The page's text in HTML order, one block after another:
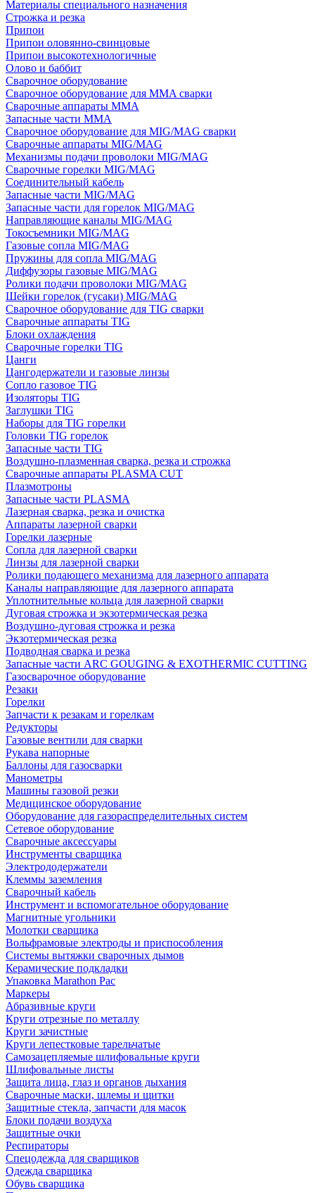
Материалы специального назначения
Строжка и резка
Припои
Припои оловянно-свинцовые
Припои высокотехнологичные
Олово и баббит
Сварочное оборудование
Сварочное оборудование для MMA сварки
Сварочные аппараты MMA
Запасные части MMA
Сварочное оборудование для MIG/MAG сварки
Сварочные аппараты MIG/MAG
Механизмы подачи проволоки MIG/MAG
Сварочные горелки MIG/MAG
Соединительный кабель
Запасные части MIG/MAG
Запасные части для горелок MIG/MAG
Направляющие каналы MIG/MAG
Токосъемники MIG/MAG
Газовые сопла MIG/MAG
Пружины для сопла MIG/MAG
Диффузоры газовые MIG/MAG
Ролики подачи проволоки MIG/MAG
Шейки горелок (гусаки) MIG/MAG
Сварочное оборудование для TIG сварки
Сварочные аппараты TIG
Блоки охлаждения
Сварочные горелки TIG
Цанги
Цангодержатели и газовые линзы
Сопло газовое TIG
Изоляторы TIG
Заглушки TIG
Наборы для TIG горелки
Головки TIG горелок
Запасные части TIG
Воздушно-плазменная сварка, резка и строжка
Сварочные аппараты PLASMA CUT
Плазмотроны
Запасные части PLASMA
Лазерная сварка, резка и очистка
Аппараты лазерной сварки
Горелки лазерные
Сопла для лазерной сварки
Линзы для лазерной сварки
Ролики подающего механизма для лазерного аппарата
Каналы направляющие для лазерного аппарата
Уплотнительные кольца для лазерной сварки
Дуговая строжка и экзотермическая резка
Воздушно-дуговая строжка и резка
Экзотермическая резка
Подводная сварка и резка
Запасные части ARC GOUGING & EXOTHERMIC CUTTING
Газосварочное оборудование
Резаки
Горелки
Запчасти к резакам и горелкам
Редукторы
Газовые вентили для сварки
Рукава напорные
Баллоны для газосварки
Манометры
Машины газовой резки
Медицинское оборудование
Оборудование для газораспределительных систем
Сетевое оборудование
Сварочные аксессуары
Инструменты сварщика
Электрододержатели
Клеммы заземления
Сварочный кабель
Инструмент и вспомогательное оборудование
Магнитные угольники
Молотки сварщика
Вольфрамовые электроды и приспособления
Системы вытяжки сварочных дымов
Керамические подкладки
Упаковка Marathon Pac
Маркеры
Абразивные круги
Круги отрезные по металлу
Круги зачистные
Круги лепестковые тарельчатые
Самозацепляемые шлифовальные круги
Шлифовальные листы
Защита лица, глаз и органов дыхания
Сварочные маски, шлемы и щитки
Защитные стекла, запчасти для масок
Блоки подачи воздуха
Защитные очки
Респираторы
Спецодежда для сварщиков
Одежда сварщика
Обувь сварщика